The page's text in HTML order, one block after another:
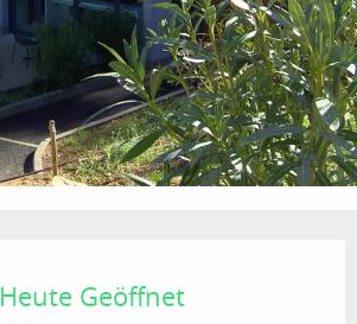
Heute Geöffnet